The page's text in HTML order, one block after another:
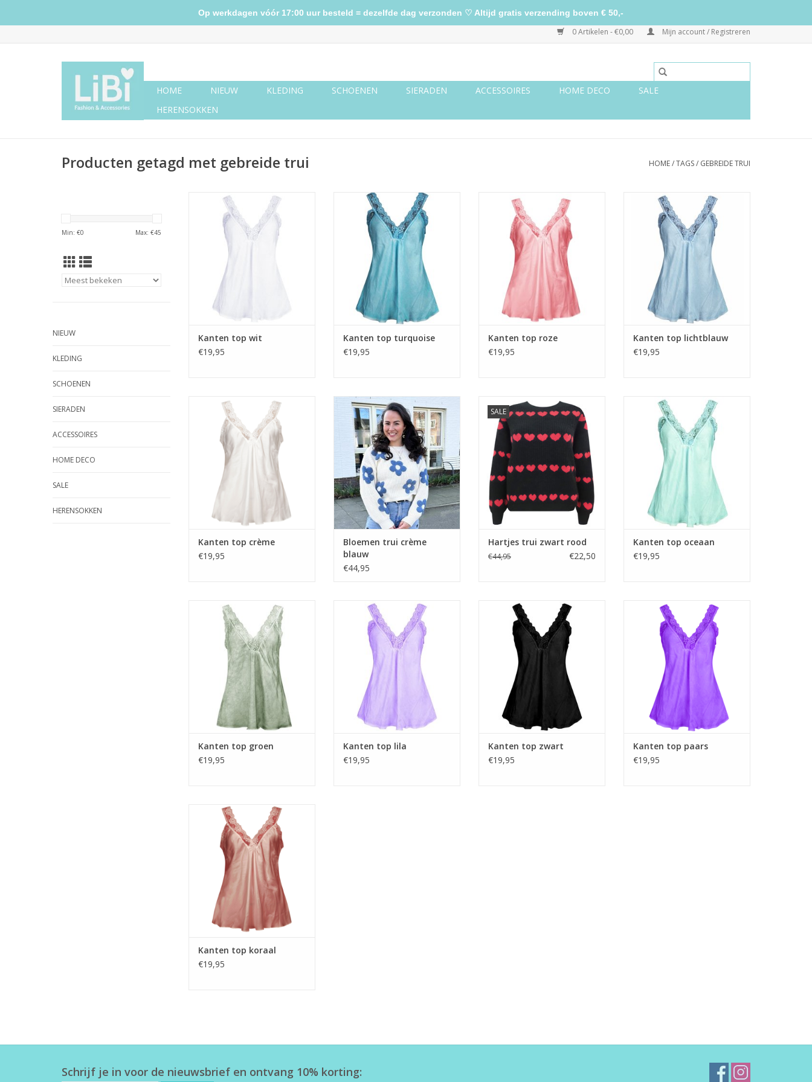
0 Artikelen - €0,00 Mijn account / Registreren
HOME NIEUW KLEDING SCHOENEN SIERADEN ACCESSOIRES HOME DECO
SALE
HERENSOKKEN
Producten getagd met gebreide trui HOME/TAGS/ GEBREIDE TRUI
Min: €0 Max: €45
NIEUW
KLEDING
SCHOENEN
SIERADEN
ACCESSOIRES
HOME DECO
SALE
HERENSOKKEN
Kanten top wit
Kanten top wit
€19,95
Kanten top turquoise
Kanten top turquoise
€19,95
Kanten top roze
Kanten top roze
€19,95
Kanten top lichtblauw
Kanten top lichtblauw
€19,95
Kanten top crème
TOEVOEGEN AAN WINKELWAGEN
Kanten top crème
€19,95
Bloemen trui crème blauw
Bloemen trui crème
blauw
€44,95
SALE
Hartjes trui zwart rood
Hartjes trui zwart rood
€44,95 €22,50
Kanten top oceaan
Kanten top oceaan
€19,95
Kanten top groen
Kanten top groen
€19,95
Kanten top lila
Kanten top lila
€19,95
Kanten top zwart
Kanten top zwart
€19,95
Kanten top paars
Kanten top paars
€19,95
Kanten top koraal
Kanten top koraal
€19,95
Schrijf je in voor de nieuwsbrief en ontvang 10% korting:
Op werkdagen vóór 17:00 uur besteld = dezelfde dag verzonden ♡ Altijd gratis verzending boven € 50,-